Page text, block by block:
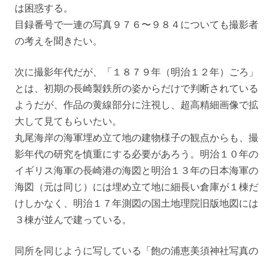
は困惑する。
目録番号で一連の写真９７６〜９８４についても撮影者
の考えを聞きたい。
次に撮影年代だが、「１８７９年（明治１２年）ごろ」
とは、初期の長崎製鉄所の姿からだけで判断されている
ようだが、作品の黄線部分に注視し、超高精細画像で拡
大して見てもらいたい。
丸尾海岸の海軍埋め立て地の建物様子の観点からも、撮
影年代の研究を慎重にする必要があろう。明治１０年の
イギリス海軍の長崎港の海図と明治１３年の日本海軍の
海図（元は同じ）には埋め立て地に細長い倉庫が１棟だ
けしかなく、明治１７年測図の国土地理院旧版地図には
３棟が並んで建っている。
同所を同じように写している「飽の浦恵美須神社写真の